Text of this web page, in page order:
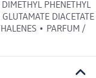
PHENETHYL
DIACETATE
• PARFUM /